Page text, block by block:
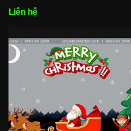
Liên hệ